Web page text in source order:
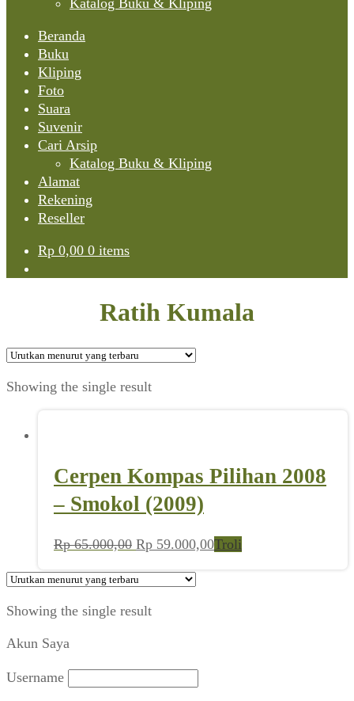
Katalog Buku & Kliping
Beranda
Buku
Kliping
Foto
Suara
Suvenir
Cari Arsip
Katalog Buku & Kliping
Alamat
Rekening
Reseller
Rp 0,00 0 items
Ratih Kumala
Showing the single result
Cerpen Kompas Pilihan 2008
– Smokol (2009)
Rp65.000,00 Harga
adalah:
Rp 59.000,00Harga
Troli
Showing the single result
Akun Saya
Username